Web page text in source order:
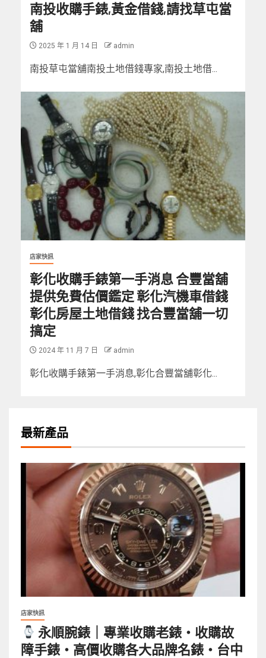
南投收購手錶,黃金借錢,請找草屯當
舖
2025 年 1 月 14 日 admin
南投草屯當舖南投土地借錢專家,南投土地借...
店家快訊
彰化收購手錶第一手消息 合豐當舖
提供免費估價鑑定 彰化汽機車借錢
彰化房屋土地借錢 找合豐當舖一切
搞定
2024 年 11 月 7 日 admin
彰化收購手錶第一手消息,彰化合豐當舖彰化...
最新產品
店家快訊
永順腕錶｜專業收購老錶・收購故
障手錶・高價收購各大品牌名錶・台中